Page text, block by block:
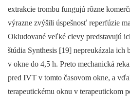
extrakcie trombu fungujú rôzne
výrazne zvýšili úspešnosť reperfúzie
Okludované veľké cievy predstavujú
štúdia Synthesis [19] nepreukázala ich
v okne do 4,5 h. Preto mechanická
pred IVT v tomto časovom okne, a
terapeutickému oknu v terapeutickom